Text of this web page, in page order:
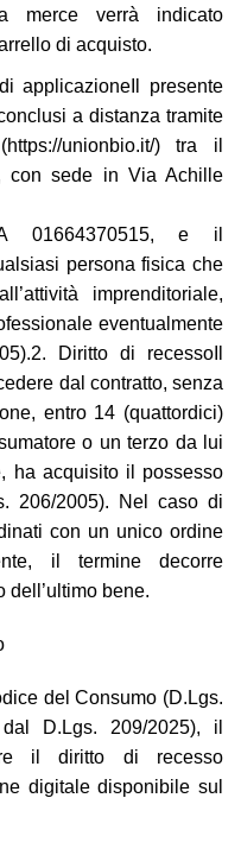
merce verrà indicato
di acquisto.
applicazioneIl presente
a distanza tramite
unionbio.it/) tra il
con sede in Via Achille
01664370515, e il
persona fisica che
imprenditoriale,
eventualmente
Diritto di recessoIl
dal contratto, senza
entro 14 (quattordici)
o un terzo da lui
ha acquisito il possesso
206/2005). Nel caso di
con un unico ordine
il termine decorre
dell’ultimo bene.
del Consumo (D.Lgs.
D.Lgs. 209/2025), il
il diritto di recesso
digitale disponibile sul